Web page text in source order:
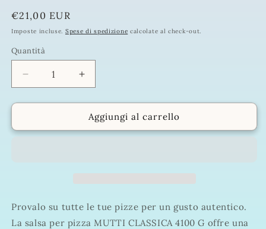
Prezzo
di
€21,00 EUR
Imposte incluse. Spese di spedizione calcolate al check-out.
Quantità
Quantità
Diminuisci
quantità
per
PIZZA
Aumenta
quantità
per
MUTTI
PIZZA
Aggiungi al carrello
Provalo su tutte le tue pizze per un gusto autentico.
La salsa per pizza MUTTI CLASSICA 4100 G offre una